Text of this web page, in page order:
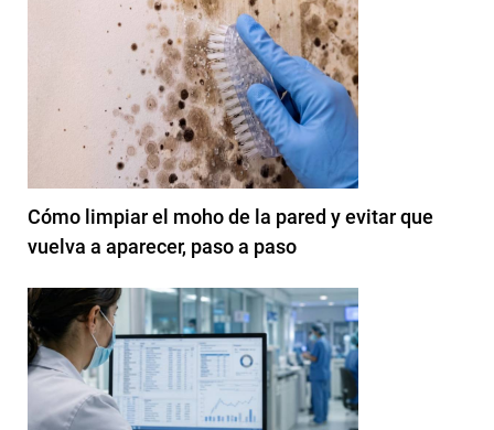
Cómo limpiar el moho de la pared y evitar que
vuelva a aparecer, paso a paso